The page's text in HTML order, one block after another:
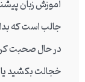
جالب است که
در حال صحبت
خجالت بکشید